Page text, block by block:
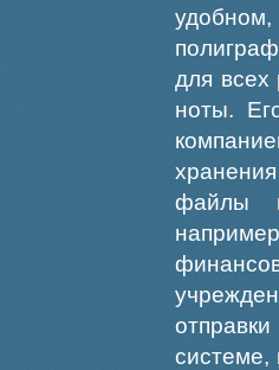
для всех
ноты.
файлы
системе,